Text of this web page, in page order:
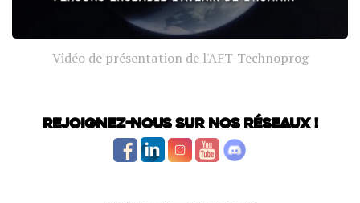
Vidéo de présentation de l'AFT-Technoprog
Rejoignez-nous sur nos réseaux !